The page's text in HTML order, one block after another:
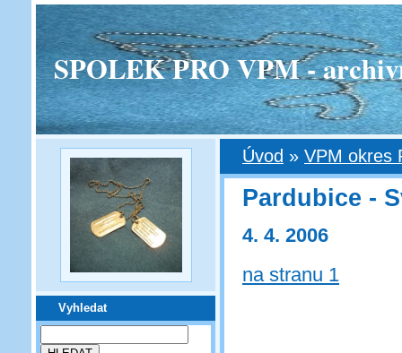
SPOLEK PRO VPM -
Vyhledat
Úvod » VPM okres
Pardubice -
4. 4. 2006
na stranu 1